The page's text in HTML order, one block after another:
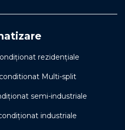
rezidențiale
Multi-split
semi-industriale
industriale